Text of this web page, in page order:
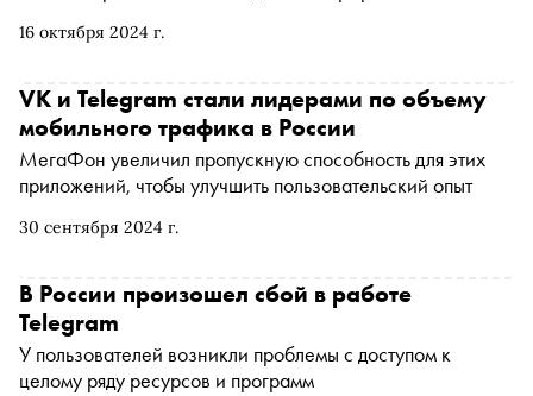
16 октября 2024 г.
главных проблем всех «раскладушек»: прочность,
далеко не все достоинства новинки. Подробности — в
материале «Сноба»
30 сентября 2024 г.
VK и Telegram стали лидерами по объему
мобильного трафика в России
МегаФон увеличил пропускную способность для этих
приложений, чтобы улучшить пользовательский опыт
В России произошел сбой в работе
Telegram
У пользователей возникли проблемы с доступом к
целому ряду ресурсов и программ